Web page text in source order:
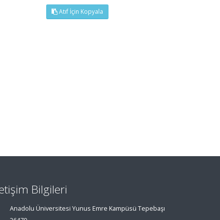
Atıf İçin Kopyala
Bilgileri
Anadolu Üniversitesi Yunus Emre Kampüsü Tepebaşı